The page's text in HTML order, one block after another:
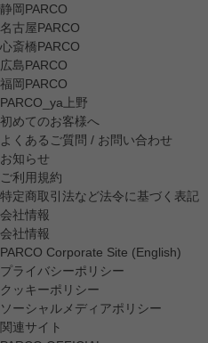
静岡PARCO
名古屋PARCO
心斎橋PARCO
広島PARCO
福岡PARCO
PARCO_ya上野
初めてのお客様へ
よくあるご質問 / お問い合わせ
お知らせ
ご利用規約
特定商取引法など法令に基づく表記
会社情報
会社情報
PARCO Corporate Site (English)
プライバシーポリシー
クッキーポリシー
ソーシャルメディアポリシー
関連サイト